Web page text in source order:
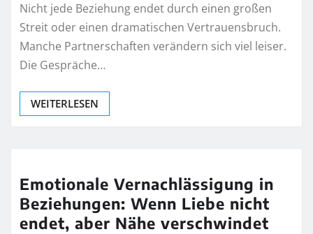
Nicht jede Beziehung endet durch einen großen
Streit oder einen dramatischen Vertrauensbruch.
Manche Partnerschaften verändern sich viel leiser.
Die Gespräche…
WEITERLESEN
Emotionale Vernachlässigung in
Beziehungen: Wenn Liebe nicht
endet, aber Nähe verschwindet